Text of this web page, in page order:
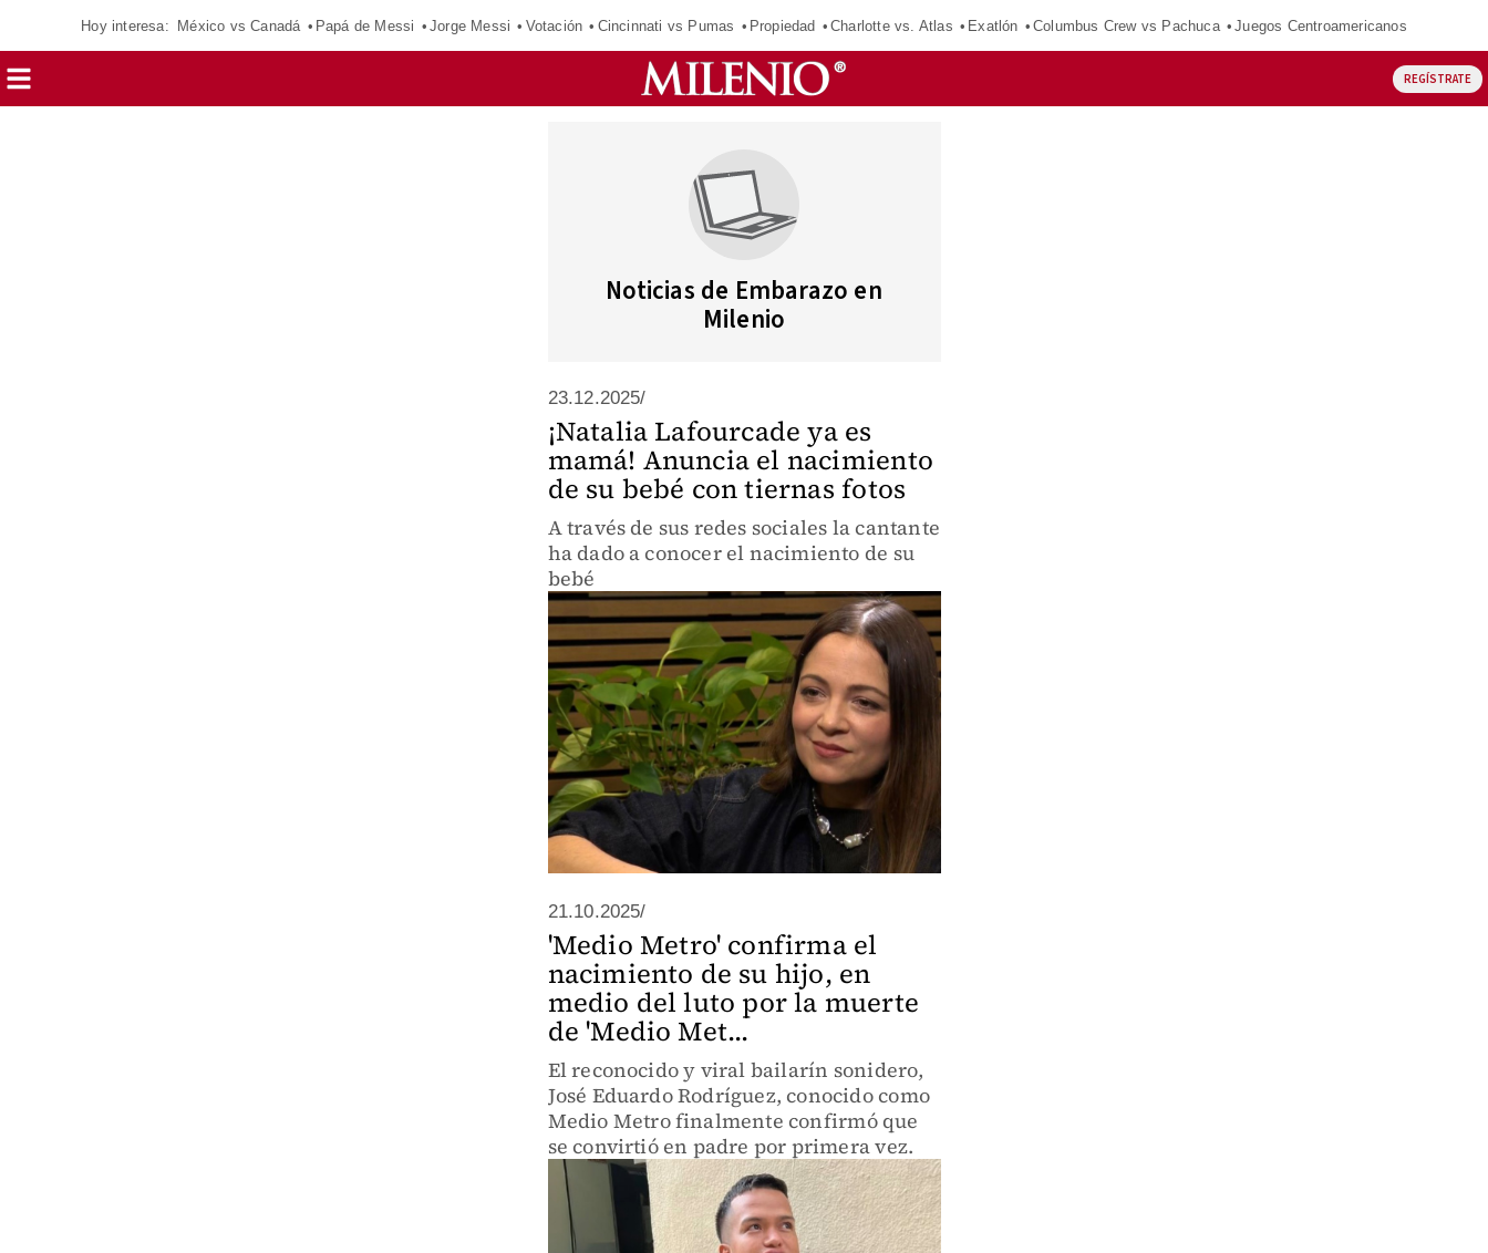
Hoy interesa: México vs Canadá Papá de Messi Jorge Messi Votación Cincinnati vs Pumas Propiedad Charlotte vs. Atlas Exatlón Columbus Crew vs Pachuca Juegos Centroamericanos
REGÍSTRATE
Noticias de Embarazo en
Milenio
23.12.2025/
¡Natalia Lafourcade ya es
mamá! Anuncia el nacimiento
de su bebé con tiernas fotos
A través de sus redes sociales la cantante
ha dado a conocer el nacimiento de su
bebé
21.10.2025/
'Medio Metro' confirma el
nacimiento de su hijo, en
medio del luto por la muerte
de 'Medio Met...
El reconocido y viral bailarín sonidero,
José Eduardo Rodríguez, conocido como
Medio Metro finalmente confirmó que
se convirtió en padre por primera vez.